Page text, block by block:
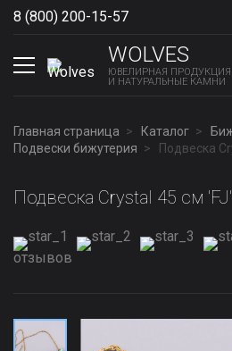
8 (800) 200-15-57
WOLVES
ЮВЕЛИРНАЯ ПРОДУКЦИЯ
И НАТУРАЛЬНЫЕ КАМНИ
Главная страница Каталог
Подвески бижутерия
Подвеска
Подвеска Сrystal 45 см 'FJ'
отзывов